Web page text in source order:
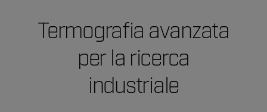
Termografia avanzata
per la ricerca
industriale